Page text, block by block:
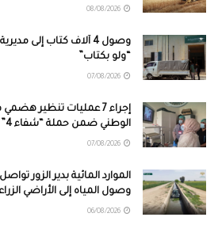
وصول 4 آلاف كتاب إلى
“ولو بكتاب”
إجراء 7 عمليات تنظير
الوطني ضمن حملة “شفاء 4”
الموارد المائية بدير الزور
وصول المياه إلى الأراضي